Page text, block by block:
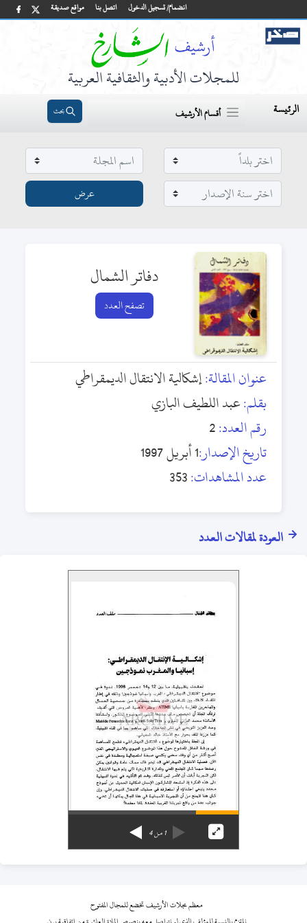
مواقع صديقة اتصل بنا انضمام/ تسجيل الدخول
للمجلات الأدبية والثقافية العربية
الرئيسة أقسام الأرشيف بحث
دفاتر الشمال
تصفح العدد
عنوان المقالة:إشكالية الانتقال الديمقراطي
بقلم:عبد اللطيف البازي
رقم العدد:2
تاريخ الإصدار:1 أبريل 1997
عدد المشاهدات:353
العودة لمقالات العدد
1من4
معظم مجلات الأرشيف تخضع للمجال المفتوح